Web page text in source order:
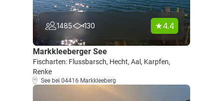
1485 130 4.4
Markkleeberger See
Fischarten: Flussbarsch, Hecht, Aal, Karpfen,
Renke
See bei 04416 Markkleeberg